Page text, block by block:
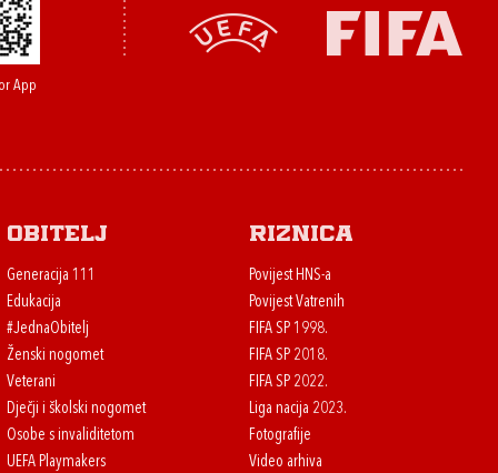
App
Obitelj
Generacija 111
Edukacija
#JednaObitelj
Ženski nogomet
Veterani
Dječji i školski nogomet
Osobe s invaliditetom
UEFA Playmakers
Riznica
Povijest HNS-a
Povijest Vatrenih
FIFA SP 1998.
FIFA SP 2018.
FIFA SP 2022.
Liga nacija 2023.
Fotografije
Video arhiva